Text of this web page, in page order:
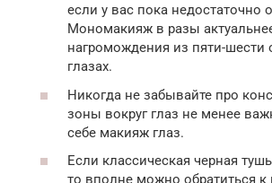
если у вас пока недостаточно
Мономакияж в разы
нагромождения из пяти-шести
глазах.
Никогда не забывайте про
зоны вокруг глаз не менее
себе макияж глаз.
Если классическая черная
то вполне можно обратиться